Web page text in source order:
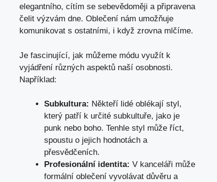
elegantního, cítím se sebevědoměji a připravena
čelit výzvám dne. Oblečení nám umožňuje
komunikovat s⁤ ostatními, i když zrovna mlčíme.
Je fascinující, jak můžeme módu využít‍ k
vyjádření různých aspektů naší osobnosti.
Například:
Subkultura: Někteří lidé oblékají styl,​
který patří k určité subkultuře, jako je
punk ​nebo boho. ⁤Tenhle styl může říct,
spoustu‌ o jejich‌ hodnotách a
přesvědčeních.
Profesionální identita: V kanceláři⁣ může
formální oblečení vyvolávat důvěru a